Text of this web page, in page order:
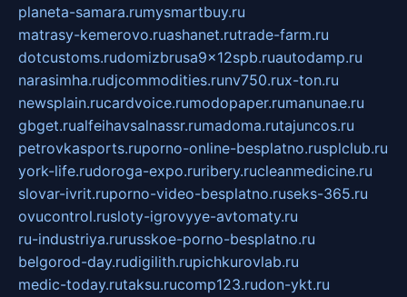
planeta-samara.rumysmartbuy.ru
matrasy-kemerovo.ruashanet.rutrade-farm.ru
dotcustoms.rudomizbrusa9x12spb.ruautodamp.ru
narasimha.rudjcommodities.runv750.rux-ton.ru
newsplain.rucardvoice.rumodopaper.rumanunae.ru
gbget.rualfeihavsalnassr.rumadoma.rutajuncos.ru
petrovkasports.ruporno-online-besplatno.rusplclub.ru
york-life.rudoroga-expo.ruribery.rucleanmedicine.ru
slovar-ivrit.ruporno-video-besplatno.ruseks-365.ru
ovucontrol.rusloty-igrovyye-avtomaty.ru
ru-industriya.rurusskoe-porno-besplatno.ru
belgorod-day.rudigilith.rupichkurovlab.ru
medic-today.rutaksu.rucomp123.rudon-ykt.ru